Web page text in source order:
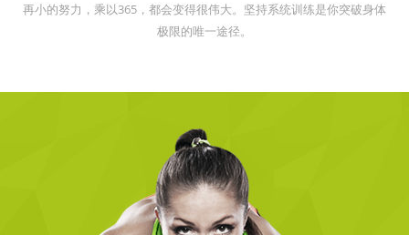
再小的努力，乘以365，都会变得很伟大。坚持系统训练是你突破身体
极限的唯一途径。